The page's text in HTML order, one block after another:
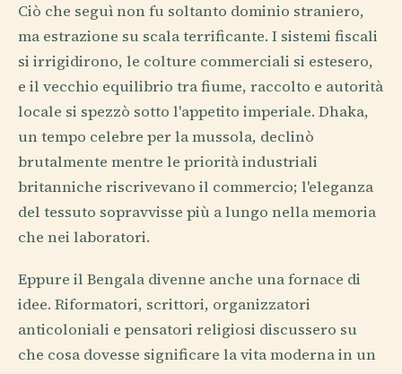
Ciò che seguì non fu soltanto dominio straniero,
ma estrazione su scala terrificante. I sistemi fiscali
si irrigidirono, le colture commerciali si estesero,
e il vecchio equilibrio tra fiume, raccolto e autorità
locale si spezzò sotto l'appetito imperiale. Dhaka,
un tempo celebre per la mussola, declinò
brutalmente mentre le priorità industriali
britanniche riscrivevano il commercio; l'eleganza
del tessuto sopravvisse più a lungo nella memoria
che nei laboratori.
Eppure il Bengala divenne anche una fornace di
idee. Riformatori, scrittori, organizzatori
anticoloniali e pensatori religiosi discussero su
che cosa dovesse significare la vita moderna in un